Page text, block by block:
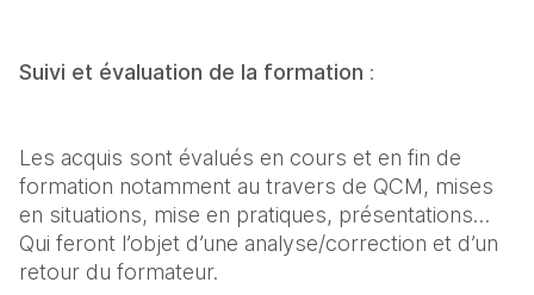
Suivi et évaluation de la formation :
Les acquis sont évalués en cours et en fin de
formation notamment au travers de QCM, mises
en situations, mise en pratiques, présentations…
Qui feront l’objet d’une analyse/correction et d’un
retour du formateur.